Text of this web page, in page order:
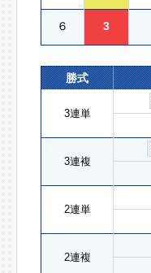
６ 3
勝式
3連単
3連複
2連単
2連複